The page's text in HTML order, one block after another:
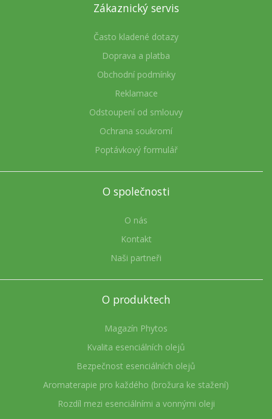
Zákaznický servis
Často kladené dotazy
Doprava a platba
Obchodní podmínky
Reklamace
Odstoupení od smlouvy
Ochrana soukromí
Poptávkový formulář
O společnosti
O nás
Kontakt
Naši partneři
O produktech
Magazín Phytos
Kvalita esenciálních olejů
Bezpečnost esenciálních olejů
Aromaterapie pro každého (brožura ke stažení)
Rozdíl mezi esenciálními a vonnými oleji